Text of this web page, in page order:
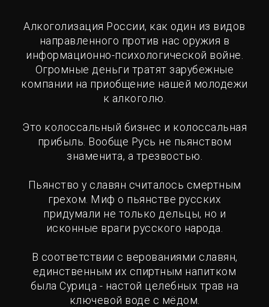
Алкоголизация России, как один из видов
направленного против нас оружия в
информационно-психологической войне.
Огромные деньги тратят зарубежные
компании на приобщение нашей молодежи
к алкоголю.
Это колоссальный бизнес и колоссальная
прибыль. Вообще Русь не пьянством
знаменита, а трезвостью.
Пьянство у славян считалось смертным
грехом. Миф о пьянстве русских
придумали не только дельцы, но и
исконные враги русского народа.
В соответствии с верованиями славян,
единственным их спиртным напитком
была Сурица - настой целебных трав на
ключевой воде с мёдом.